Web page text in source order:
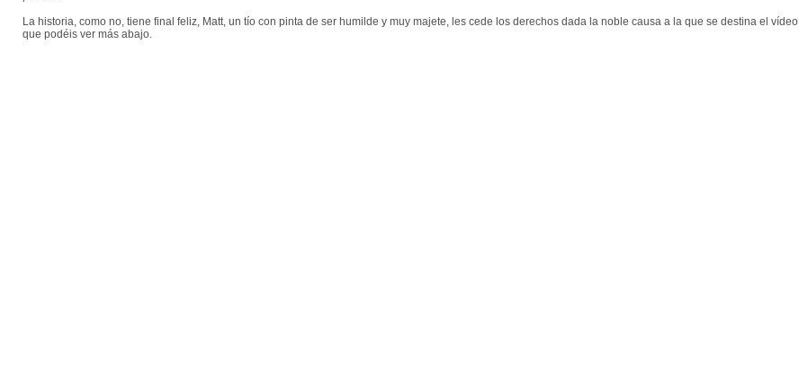
La historia, como no, tiene final feliz, Matt, un tío con pinta de ser humilde y muy majete, les cede los derechos dada la noble causa a la que se destina el vídeo
que podéis ver más abajo.